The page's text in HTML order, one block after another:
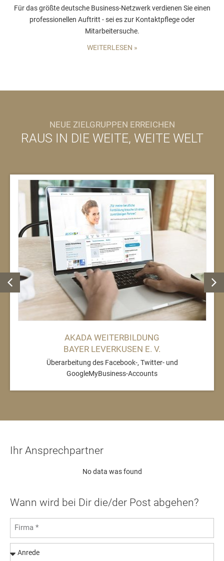
Für das größte deutsche Business-Netzwerk verdienen Sie einen
professionellen Auftritt - sei es zur Kontaktpflege oder
Mitarbeitersuche.
WEITERLESEN »
NEUE ZIELGRUPPEN ERREICHEN
RAUS IN DIE WEITE, WEITE WELT
AKADA WEITERBILDUNG
BAYER LEVERKUSEN E. V.
Überarbeitung des Facebook-, Twitter- und
GoogleMyBusiness-Accounts
Ihr Ansprechpartner
No data was found
Wann wird bei Dir die/der Post abgehen?